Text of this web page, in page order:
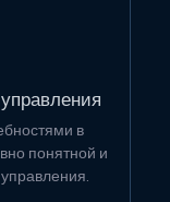
в
понятной и